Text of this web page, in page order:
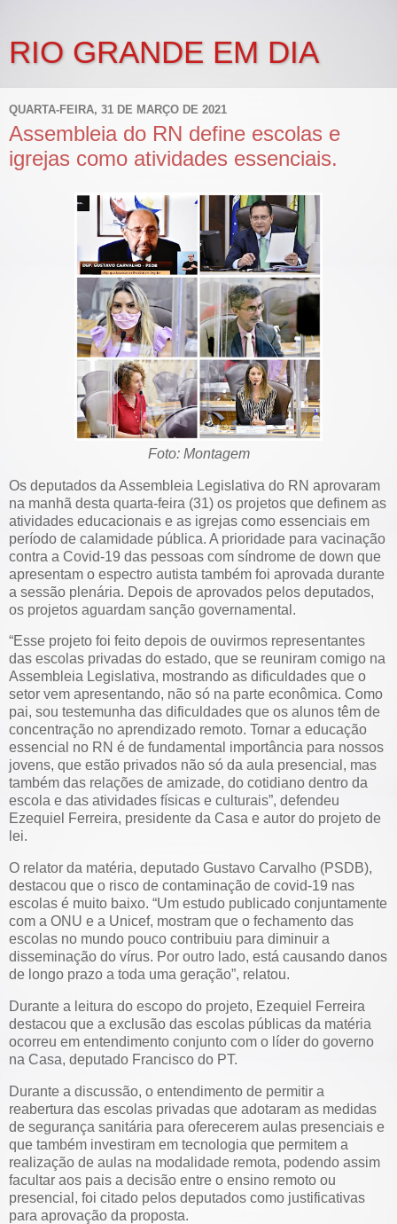
RIO GRANDE EM DIA
QUARTA-FEIRA, 31 DE MARÇO DE 2021
Assembleia do RN define escolas e
igrejas como atividades essenciais.
Foto: Montagem
Os deputados da Assembleia Legislativa do RN aprovaram
na manhã desta quarta-feira (31) os projetos que definem as
atividades educacionais e as igrejas como essenciais em
período de calamidade pública. A prioridade para vacinação
contra a Covid-19 das pessoas com síndrome de down que
apresentam o espectro autista também foi aprovada durante
a sessão plenária. Depois de aprovados pelos deputados,
os projetos aguardam sanção governamental.
“Esse projeto foi feito depois de ouvirmos representantes
das escolas privadas do estado, que se reuniram comigo na
Assembleia Legislativa, mostrando as dificuldades que o
setor vem apresentando, não só na parte econômica. Como
pai, sou testemunha das dificuldades que os alunos têm de
concentração no aprendizado remoto. Tornar a educação
essencial no RN é de fundamental importância para nossos
jovens, que estão privados não só da aula presencial, mas
também das relações de amizade, do cotidiano dentro da
escola e das atividades físicas e culturais”, defendeu
Ezequiel Ferreira, presidente da Casa e autor do projeto de
lei.
O relator da matéria, deputado Gustavo Carvalho (PSDB),
destacou que o risco de contaminação de covid-19 nas
escolas é muito baixo. “Um estudo publicado conjuntamente
com a ONU e a Unicef, mostram que o fechamento das
escolas no mundo pouco contribuiu para diminuir a
disseminação do vírus. Por outro lado, está causando danos
de longo prazo a toda uma geração”, relatou.
Durante a leitura do escopo do projeto, Ezequiel Ferreira
destacou que a exclusão das escolas públicas da matéria
ocorreu em entendimento conjunto com o líder do governo
na Casa, deputado Francisco do PT.
Durante a discussão, o entendimento de permitir a
reabertura das escolas privadas que adotaram as medidas
de segurança sanitária para oferecerem aulas presenciais e
que também investiram em tecnologia que permitem a
realização de aulas na modalidade remota, podendo assim
facultar aos pais a decisão entre o ensino remoto ou
presencial, foi citado pelos deputados como justificativas
para aprovação da proposta.